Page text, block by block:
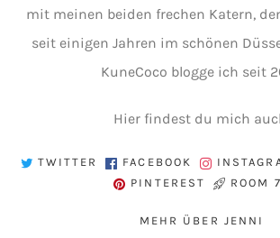
mit meinen beiden frechen Katern,
seit einigen Jahren im schönen
KuneCoco blogge ich seit
Hier findest du mich
TWITTER FACEBOOK
PINTEREST
ROOM
MEHR ÜBER JENNI